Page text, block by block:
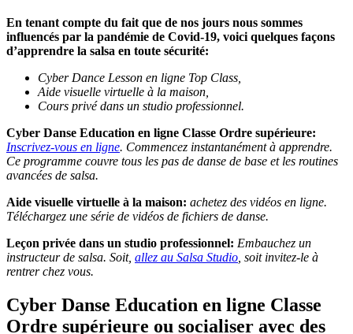
En tenant compte du fait que de nos jours nous sommes
influencés par la pandémie de Covid-19, voici quelques façons
d’apprendre la salsa en toute sécurité:
Cyber Dance Lesson en ligne Top Class,
Aide visuelle virtuelle à la maison,
Cours privé dans un studio professionnel.
Cyber Danse Education en ligne Classe Ordre supérieure:
Inscrivez-vous en ligne. Commencez instantanément à apprendre.
Ce programme couvre tous les pas de danse de base et les routines
avancées de salsa.
Aide visuelle virtuelle à la maison: achetez des vidéos en ligne.
Téléchargez une série de vidéos de fichiers de danse.
Leçon privée dans un studio professionnel: Embauchez un
instructeur de salsa. Soit, allez au Salsa Studio , soit invitez-le à
rentrer chez vous.
Cyber Danse Education en ligne Classe
Ordre supérieure ou socialiser avec des